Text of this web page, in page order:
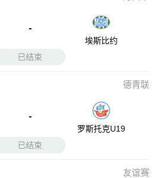
-
埃斯比约
已结束
德青联
-
罗斯托克U19
已结束
友谊赛